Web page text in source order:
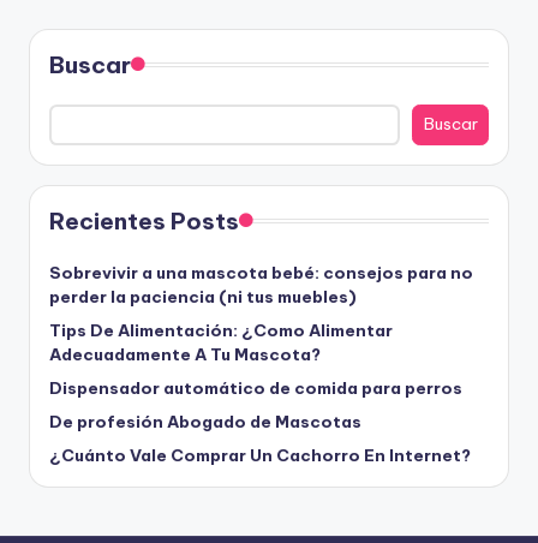
de
entradas
Buscar
Buscar
Recientes Posts
Sobrevivir a una mascota bebé: consejos para no
perder la paciencia (ni tus muebles)
Tips De Alimentación: ¿Como Alimentar
Adecuadamente A Tu Mascota?
Dispensador automático de comida para perros
De profesión Abogado de Mascotas
¿Cuánto Vale Comprar Un Cachorro En Internet?